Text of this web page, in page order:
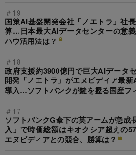
＃19
国策AI基盤開発会社「ノエトラ」社
算…日本最大AIデータセンターの意
ハウ活用法は？
＃18
政府支援約3900億円で巨大AIデータ
開発「ノエトラ」がエヌビディア最
導入…ソフトバンクが鍵を握る国産フ
＃17
ソフトバンクG傘下の英アームが急成
入」で時価総額はキオクシア超えの
エヌビディアとの競合、勝算は？